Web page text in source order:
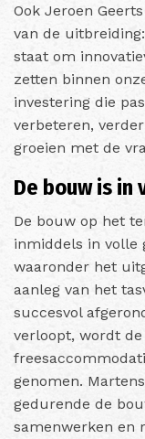
Ook Jeroen
van de
staat om
zetten binnen
investering die
verbeteren,
groeien met de
De bouw is in
De bouw op het
inmiddels in volle
waaronder het
aanleg van het
succesvol
verloopt, wordt
genomen.
gedurende de
samenwerken en